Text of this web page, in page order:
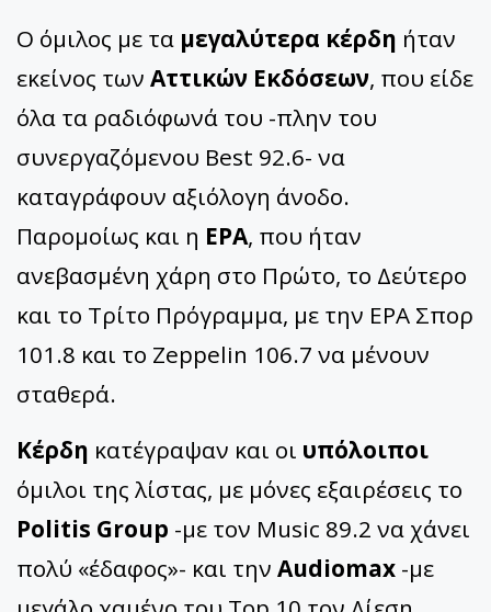
Ο όμιλος με τα μεγαλύτερα κέρδη ήταν
εκείνος των Αττικών Εκδόσεων, που είδε
όλα τα ραδιόφωνά του -πλην του
συνεργαζόμενου Best 92.6- να
καταγράφουν αξιόλογη άνοδο.
Παρομοίως και η ΕΡΑ, που ήταν
ανεβασμένη χάρη στο Πρώτο, το Δεύτερο
και το Τρίτο Πρόγραμμα, με την ΕΡΑ Σπορ
101.8 και το Zeppelin 106.7 να μένουν
σταθερά.
Κέρδη κατέγραψαν και οι υπόλοιποι
όμιλοι της λίστας, με μόνες εξαιρέσεις το
Politis Group -με τον Music 89.2 να χάνει
πολύ «έδαφος»- και την Audiomax -με